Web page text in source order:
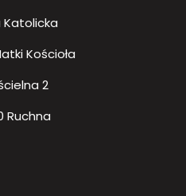
Katolicka
Kościoła
2
Ruchna